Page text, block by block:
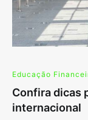
Educação
Confira dicas
internacional